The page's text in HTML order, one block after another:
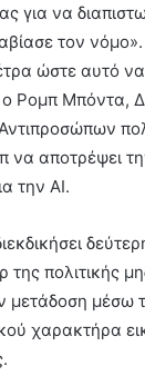
για να
τον
ώστε αυτό
Ρομπ Μπόντα,
να αποτρέψει
την AI.
της πολιτικής
μετάδοση μέσω
χαρακτήρα